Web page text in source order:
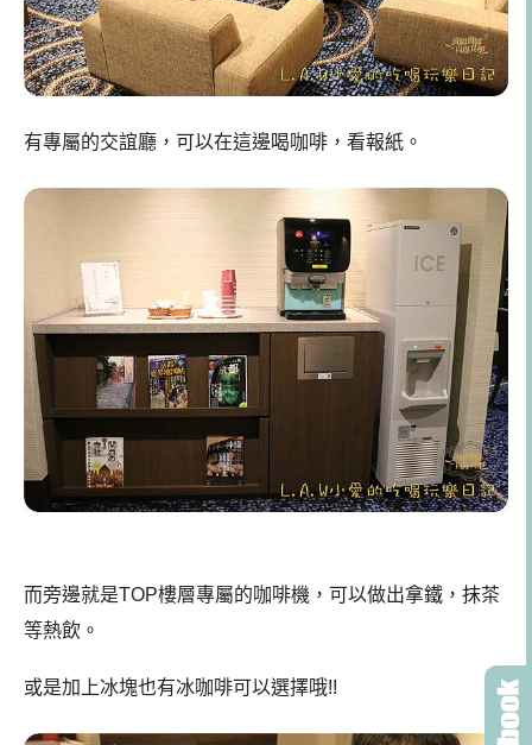
有專屬的交誼廳，可以在這邊喝咖啡，看報紙。
而旁邊就是TOP樓層專屬的咖啡機，可以做出拿鐵，抹茶
等熱飲。
或是加上冰塊也有冰咖啡可以選擇哦!!